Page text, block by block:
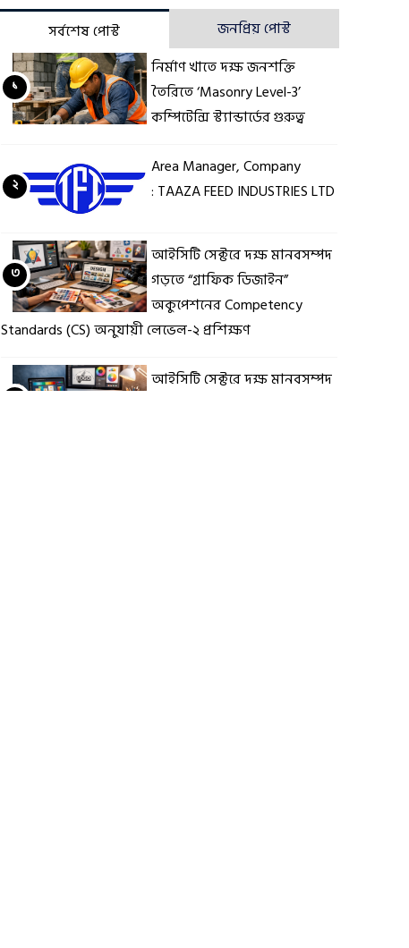
সর্বশেষ পোস্ট
জনপ্রিয় পোস্ট
নির্মাণ খাতে দক্ষ জনশক্তি
তৈরিতে ‘Masonry Level-3’
কম্পিটেন্সি স্ট্যান্ডার্ডের গুরুত্ব
১
Area Manager, Company
: TAAZA FEED INDUSTRIES LTD
২
আইসিটি সেক্টরে দক্ষ মানবসম্পদ
গড়তে “গ্রাফিক ডিজাইন”
অকুপেশনের Competency
Standards (CS) অনুযায়ী লেভেল-২ প্রশিক্ষণ
৩
আইসিটি সেক্টরে দক্ষ মানবসম্পদ
৪